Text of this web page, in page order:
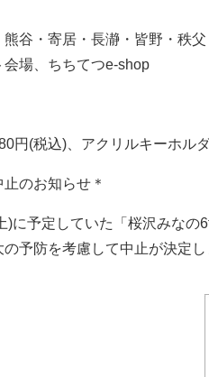
谷・寄居・長瀞・皆野・秩
場、ちちてつe-shop
円(税込)、アクリルキーホル
のお知らせ＊
)に予定していた「桜沢みなの
予防を考慮して中止が決定し